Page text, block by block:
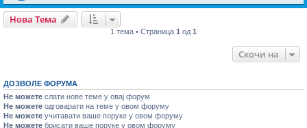
Нова Тема
1 тема • Страница 1 од 1
Скочи на
ДОЗВОЛЕ ФОРУМА
Не можете слати нове теме у овај форум
Не можете одговарати на теме у овом форуму
Не можете учитавати ваше поруке у овом форуму
Не можете брисати ваше поруке у овом форуму